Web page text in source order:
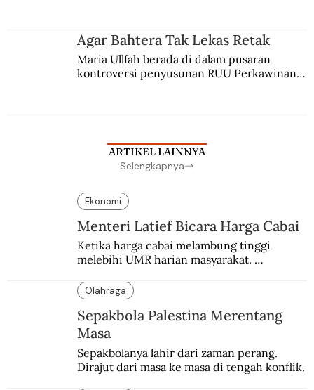
Agar Bahtera Tak Lekas Retak
Maria Ullfah berada di dalam pusaran
kontroversi penyusunan RUU Perkawinan.
ARTIKEL LAINNYA
Selengkapnya
Ekonomi
Menteri Latief Bicara Harga Cabai
Ketika harga cabai melambung tinggi
melebihi UMR harian masyarakat.
Olahraga
Sepakbola Palestina Merentang
Masa
Sepakbolanya lahir dari zaman perang.
Dirajut dari masa ke masa di tengah konflik.